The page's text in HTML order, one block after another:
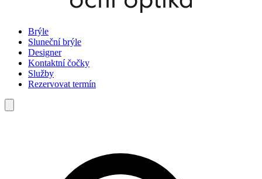
Brýle
Sluneční brýle
Designer
Kontaktní čočky
Služby
Rezervovat termín